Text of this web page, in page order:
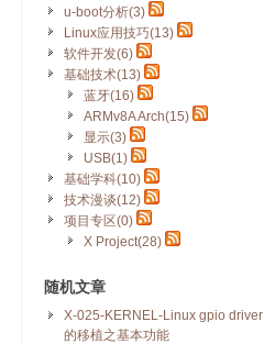
u-boot分析(3)
Linux应用技巧(13)
软件开发(6)
基础技术(13)
蓝牙(16)
ARMv8A Arch(15)
显示(3)
USB(1)
基础学科(10)
技术漫谈(12)
项目专区(0)
X Project(28)
随机文章
X-025-KERNEL-Linux gpio driver
的移植之基本功能